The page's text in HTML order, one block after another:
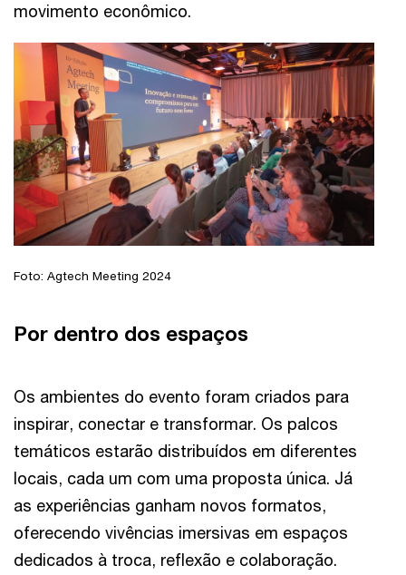
movimento econômico.
Foto: Agtech Meeting 2024
Por dentro dos espaços
Os ambientes do evento foram criados para
inspirar, conectar e transformar. Os palcos
temáticos estarão distribuídos em diferentes
locais, cada um com uma proposta única. Já
as experiências ganham novos formatos,
oferecendo vivências imersivas em espaços
dedicados à troca, reflexão e colaboração.